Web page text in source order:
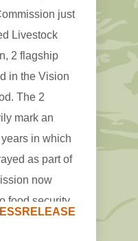
just
Livestock
2 flagship
in the Vision
The 2
mark an
in which
as part of
now
food security,